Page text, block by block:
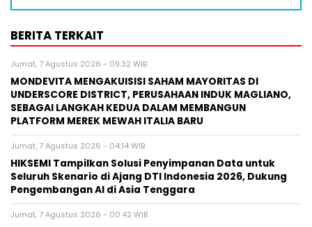
BERITA TERKAIT
Jumat, 7 Agustus 2026 - 09:32 WIB
MONDEVITA MENGAKUISISI SAHAM MAYORITAS DI
UNDERSCORE DISTRICT, PERUSAHAAN INDUK MAGLIANO,
SEBAGAI LANGKAH KEDUA DALAM MEMBANGUN
PLATFORM MEREK MEWAH ITALIA BARU
Jumat, 7 Agustus 2026 - 04:14 WIB
HIKSEMI Tampilkan Solusi Penyimpanan Data untuk
Seluruh Skenario di Ajang DTI Indonesia 2026, Dukung
Pengembangan AI di Asia Tenggara
Jumat, 7 Agustus 2026 - 00:42 WIB